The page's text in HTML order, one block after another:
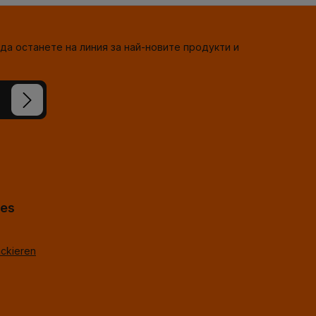
останете на линия за най-новите продукти и